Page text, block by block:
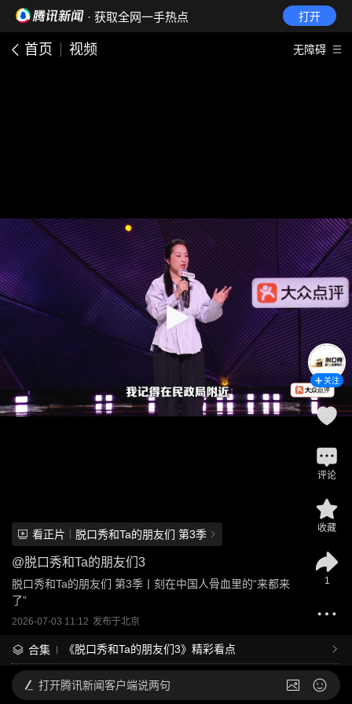
· 获取全网一手热点 打开
首页 视频 无障碍
看正片 脱口秀和Ta的朋友们 第3季
@脱口秀和Ta的朋友们3
脱口秀和Ta的朋友们 第3季丨刻在中国人骨血里的“来都来
了”
2026-07-03 11:12 发布于北京
合集 《脱口秀和Ta的朋友们3》精彩看点
关注
评论
收藏
1
打开腾讯新闻客户端说两句